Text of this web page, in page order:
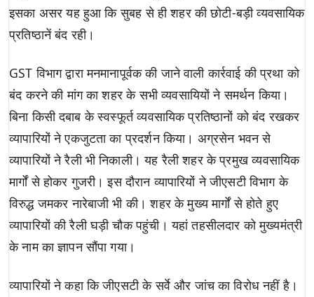
इसका असर यह हुआ कि सुबह से ही शहर की छोटी-बड़ी व्यवसायिक
प्रतिष्ठानें बंद रही।
GST विभाग द्वारा मनमानापूर्वक की जाने वाली कार्रवाई की प्रथा को
बंद करने की मांग का शहर के सभी व्यवसायियों ने समर्थन किया।
बिना किसी दबाब के स्वस्फूर्त व्यवसायिक प्रतिष्ठानों को बंद रखकर
व्यापारियों ने एकजुटता का प्रदर्शन किया। अग्रसेन भवन से
व्यापारियों ने रैली भी निकाली। यह रैली शहर के प्रमुख व्यवसायिक
मार्गों से होकर गुजरी। इस दौरान व्यापारियों ने जीएसटी विभाग के
विरुद्ध जमकर नारेबाजी भी की। शहर के मुख्य मार्गों से होते हुए
व्यापारियों की रैली घड़ी चौक पहुंची। यहां तहसीलदार को मुख्यमंत्री
के नाम का ज्ञापन सौंपा गया।
व्यापारियों ने कहा कि जीएसटी के सर्वे और जांच का विरोध नहीं है।